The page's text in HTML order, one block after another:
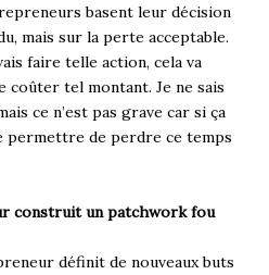
basent leur décision
mais sur la perte acceptable.
faire telle action, cela va
tel montant. Je ne sais
ce n’est pas grave car si ça
permettre de perdre ce temps
construit un patchwork fou
définit de nouveaux buts